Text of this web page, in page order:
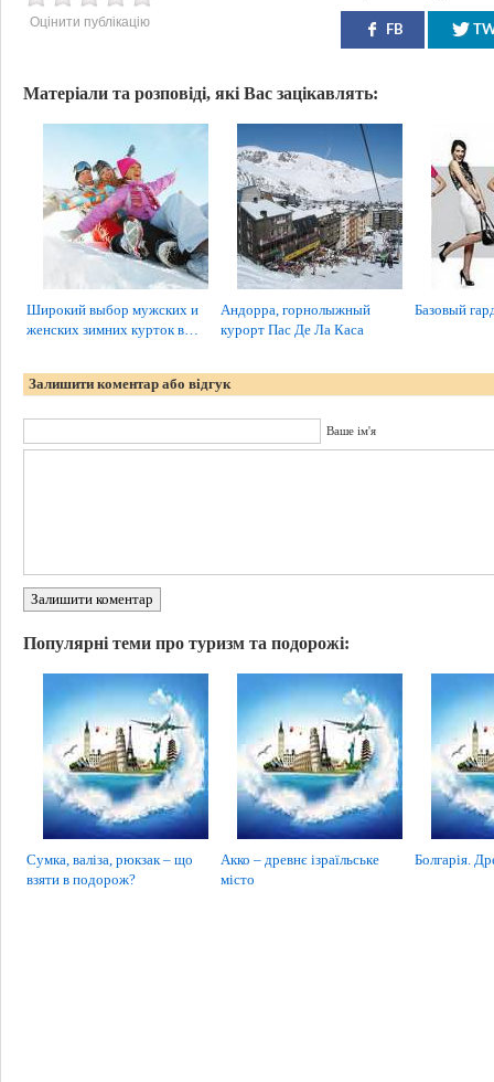
Оцінити публікацію
FB
Матеріали та розповіді, які Вас зацікавлять:
Широкий выбор мужских и
женских зимних курток в…
Андорра, горнолыжный
курорт Пас Де Ла Каса
Базовый
Залишити коментар або відгук
Ваше ім'я
Залишити коментар
Популярні теми про туризм та подорожі:
Сумка, валіза, рюкзак – що
взяти в подорож?
Акко – древнє ізраїльське
місто
Болгарія.